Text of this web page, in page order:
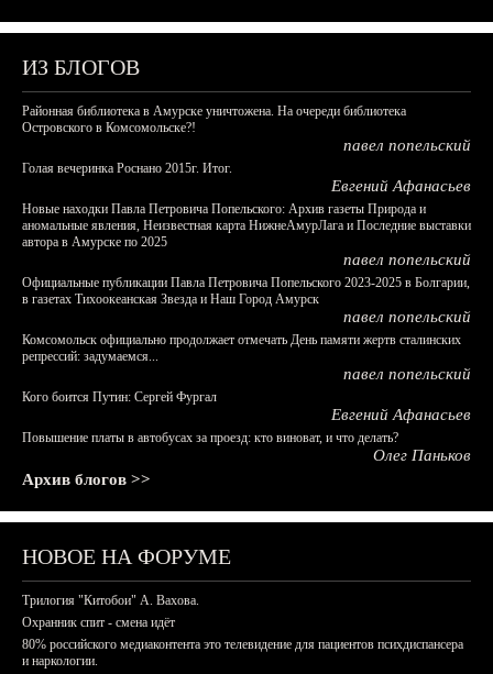
ИЗ БЛОГОВ
Районная библиотека в Амурске уничтожена. На очереди библиотека
Островского в Комсомольске?!
павел попельский
Голая вечеринка Роснано 2015г. Итог.
Евгений Афанасьев
Новые находки Павла Петровича Попельского: Архив газеты Природа и
аномальные явления, Неизвестная карта НижнеАмурЛага и Последние выставки
автора в Амурске по 2025
павел попельский
Официальные публикации Павла Петровича Попельского 2023-2025 в Болгарии,
в газетах Тихоокеанская Звезда и Наш Город Амурск
павел попельский
Комсомольск официально продолжает отмечать День памяти жертв сталинских
репрессий: задумаемся...
павел попельский
Кого боится Путин: Сергей Фургал
Евгений Афанасьев
Повышение платы в автобусах за проезд: кто виноват, и что делать?
Олег Паньков
Архив блогов >>
НОВОЕ НА ФОРУМЕ
Трилогия "Китобои" А. Вахова.
Охранник спит - смена идёт
80% российского медиаконтента это телевидение для пациентов психдиспансера
и наркологии.